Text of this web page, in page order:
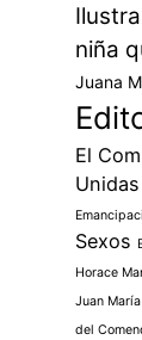
niña
Juana
El
Sexos
Horace
Juan
del